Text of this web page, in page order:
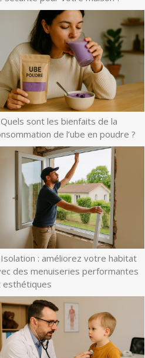
Quels sont les bienfaits de la
de l’ube en poudre ?
Isolation : améliorez votre habitat
des menuiseries performantes
esthétiques